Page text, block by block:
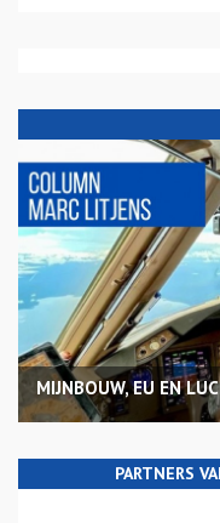
MIJNBOUW, EU EN
PARTNERS